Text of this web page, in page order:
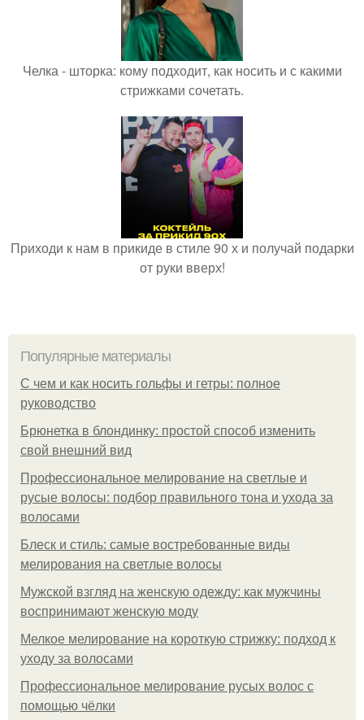
Челка - шторка: кому подходит, как носить и с какими
стрижками сочетать.
Приходи к нам в прикиде в стиле 90 х и получай подарки
от руки вверх!
Популярные материалы
С чем и как носить гольфы и гетры: полное
руководство
Брюнетка в блондинку: простой способ изменить
свой внешний вид
Профессиональное мелирование на светлые и
русые волосы: подбор правильного тона и ухода за
волосами
Блеск и стиль: самые востребованные виды
мелирования на светлые волосы
Мужской взгляд на женскую одежду: как мужчины
воспринимают женскую моду
Мелкое мелирование на короткую стрижку: подход к
уходу за волосами
Профессиональное мелирование русых волос с
помощью чёлки